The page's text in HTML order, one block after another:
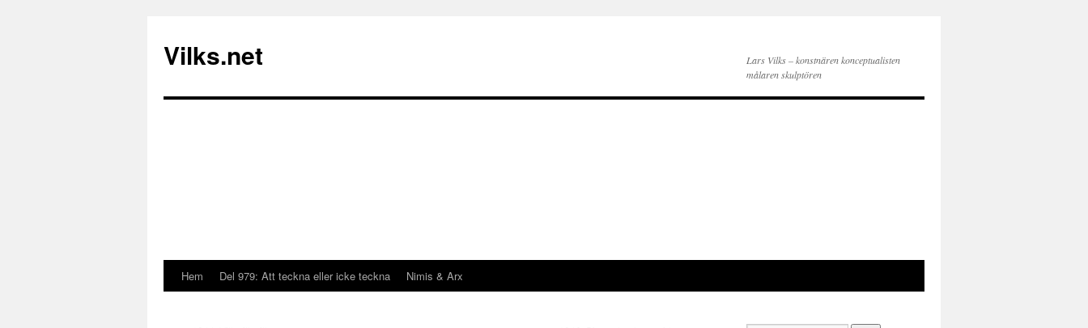
Vilks.net
Lars Vilks – konstnären konceptualisten
målaren skulptören
Hoppa
Hem Del 979: Att teckna eller icke teckna Nimis & Arx